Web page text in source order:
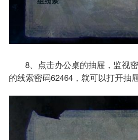
8、点击办公桌的抽屉，监视
的线索密码62464，就可以打开抽